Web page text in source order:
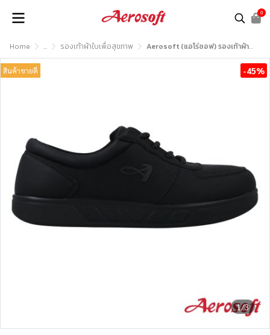
0
Home ... รองเท้าผ้าใบเพื่อสุขภาพ Aerosoft (แอโร่ซอฟ) รองเท้าผ้าใบเพื่อสุขภาพ รุ่น SN7805 SN8805
1/3
สินค้าขายดี -45%